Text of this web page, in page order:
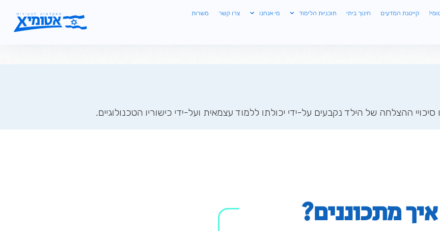
קייטנת המדעים חינוך ביתי תוכניות הלימוד מי אנחנו צרו קשר משרות
סיכויי ההצלחה של הילד נקבעים על-ידי יכולתו ללמוד עצמאית ועל-ידי כישוריו הטכנולוגיים.
איך מתכוננים?